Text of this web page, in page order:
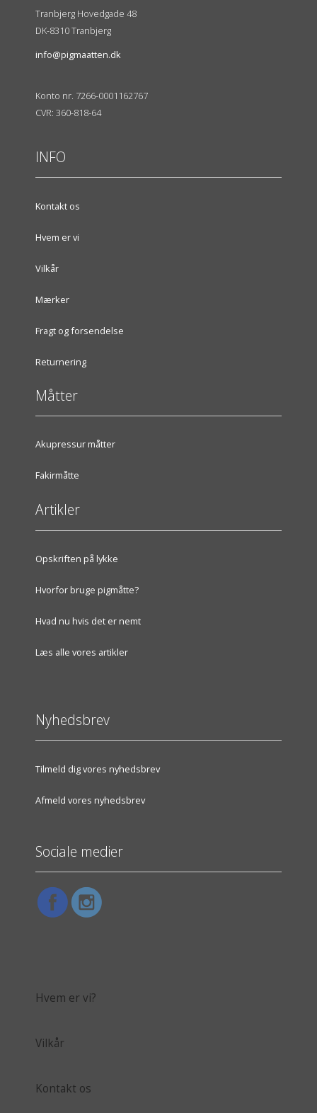
Tranbjerg Hovedgade 48
DK-8310 Tranbjerg
info@pigmaatten.dk
Konto nr. 7266-0001162767
CVR: 360-818-64
INFO
Kontakt os
Hvem er vi
Vilkår
Mærker
Fragt og forsendelse
Returnering
Måtter
Akupressur måtter
Fakirmåtte
Artikler
Opskriften på lykke
Hvorfor bruge pigmåtte?
Hvad nu hvis det er nemt
Læs alle vores artikler
Nyhedsbrev
Tilmeld dig vores nyhedsbrev
Afmeld vores nyhedsbrev
Sociale medier
Hvem er vi?
Vilkår
Kontakt os